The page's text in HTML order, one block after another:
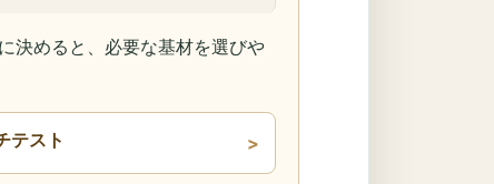
決めると、必要な基材を選びや
テスト